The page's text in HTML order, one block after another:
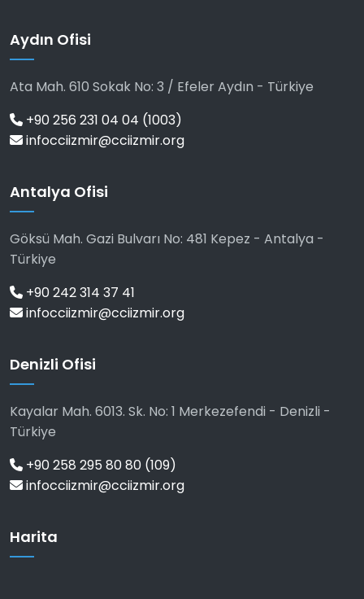
Aydın Ofisi
Ata Mah. 610 Sokak No: 3 / Efeler Aydın - Türkiye
+90 256 231 04 04 (1003)
infocciizmir@cciizmir.org
Antalya Ofisi
Göksü Mah. Gazi Bulvarı No: 481 Kepez - Antalya -
Türkiye
+90 242 314 37 41
infocciizmir@cciizmir.org
Denizli Ofisi
Kayalar Mah. 6013. Sk. No: 1 Merkezefendi - Denizli -
Türkiye
+90 258 295 80 80 (109)
infocciizmir@cciizmir.org
Harita